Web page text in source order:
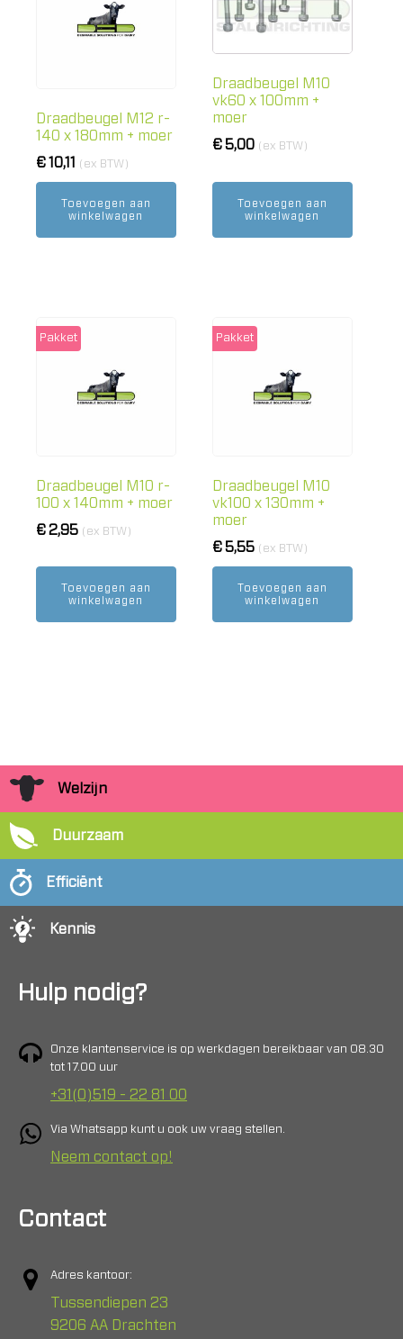
Draadbeugel M12 r-
140 x 180mm + moer
€10,11 (ex BTW)
Toevoegen aan
winkelwagen
Draadbeugel M10
vk60 x 100mm +
moer
€5,00 (ex BTW)
Toevoegen aan
winkelwagen
Draadbeugel M10 r-
100 x 140mm + moer
Pakket
€2,95 (ex BTW)
Toevoegen aan
winkelwagen
Draadbeugel M10
vk100 x 130mm +
moer
Pakket
€5,55 (ex BTW)
Toevoegen aan
winkelwagen
Welzijn
Duurzaam
Efficiënt
Kennis
Hulp nodig?
Onze klantenservice is op werkdagen bereikbaar van 08.30
tot 17.00 uur
+31(0)519 - 22 81 00
Via Whatsapp kunt u ook uw vraag stellen.
Neem contact op!
Contact
Adres kantoor:
Tussendiepen 23
9206 AA Drachten